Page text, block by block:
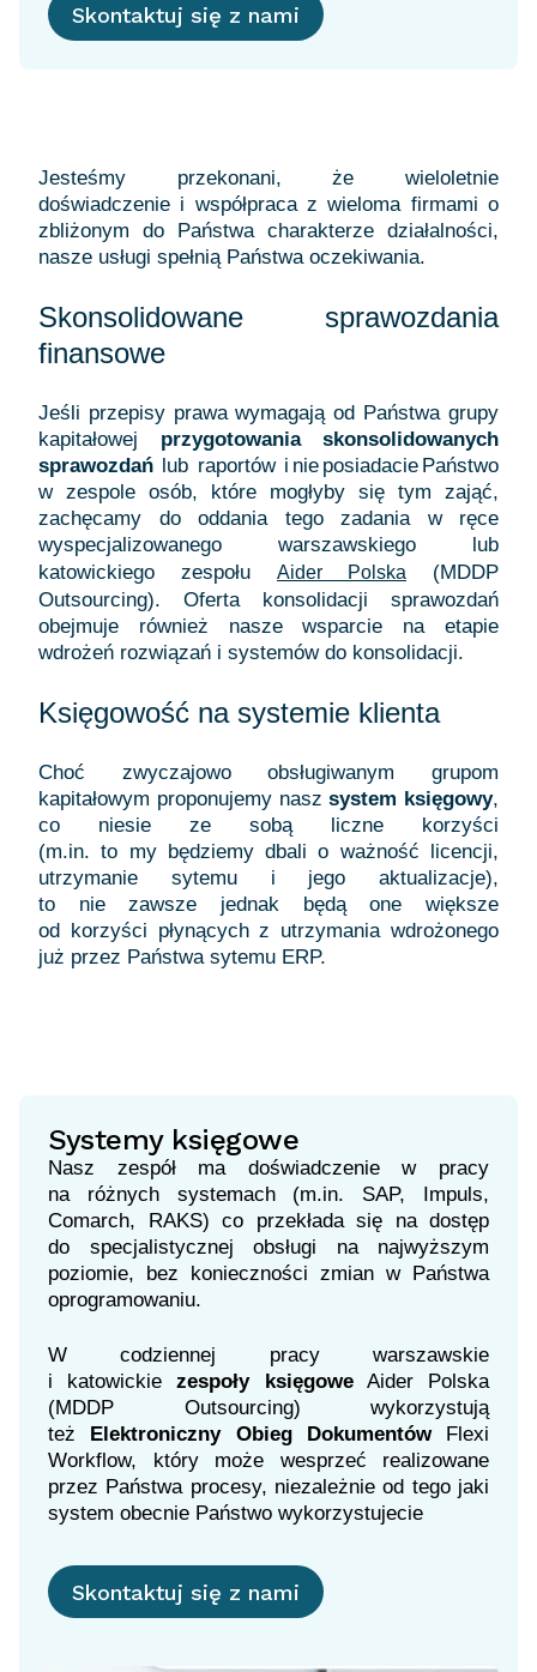
Skontaktuj się z nami
Jesteśmy przekonani, że wieloletnie
doświadczenie i współpraca z wieloma firmami o
zbliżonym do Państwa charakterze działalności,
nasze usługi spełnią Państwa oczekiwania.
Skonsolidowane sprawozdania
finansowe
Jeśli przepisy prawa wymagają od Państwa grupy
kapitałowej
przygotowania skonsolidowanych
sprawozdań lub raportów i nie posiadacie Państwo
w zespole osób, które mogłyby się tym zająć,
zachęcamy do oddania tego zadania w ręce
wyspecjalizowanego warszawskiego lub
katowickiego zespołu
Aider Polska
(MDDP
Outsourcing). Oferta konsolidacji sprawozdań
obejmuje również nasze wsparcie na etapie
wdrożeń rozwiązań i systemów do konsolidacji.
Księgowość na systemie klienta
Choć zwyczajowo obsługiwanym grupom
kapitałowym proponujemy nasz system księgowy,
co niesie ze sobą liczne korzyści
(m.in. to my będziemy dbali o ważność licencji,
utrzymanie sytemu i jego aktualizacje),
to nie zawsze jednak będą one większe
od korzyści płynących z utrzymania wdrożonego
już przez Państwa sytemu ERP.
Systemy księgowe
Nasz zespół ma doświadczenie w pracy
na różnych systemach (m.in. SAP, Impuls,
Comarch, RAKS) co przekłada się na dostęp
do specjalistycznej obsługi na najwyższym
poziomie, bez konieczności zmian w Państwa
oprogramowaniu.
W codziennej pracy warszawskie
i katowickiezespoły księgoweAider Polska
(MDDP Outsourcing) wykorzystują
też Elektroniczny Obieg DokumentówFlexi
Workflow, który może wesprzeć realizowane
przez Państwa procesy, niezależnie od tego jaki
system obecnie Państwo wykorzystujecie
Skontaktuj się z nami